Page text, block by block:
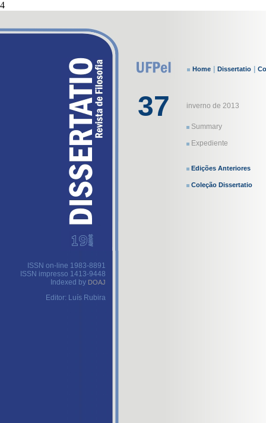
4
ISSN on-line 1983-8891
ISSN impresso 1413-9448
Indexed by DOAJ
Editor: Luís Rubira
Home Dissertatio
37 inverno de 2013
Summary
Expediente
Edições Anteriores
Coleção Dissertatio